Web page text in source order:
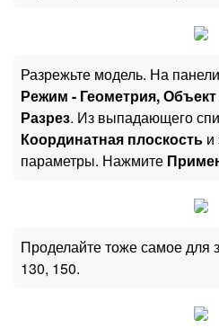
Разрежьте модель. На
Режим - Геометрия,
Разрез. Из выпадающего
Координатная плоскость и
параметры. Нажмите
Проделайте тоже самое для
130, 150.